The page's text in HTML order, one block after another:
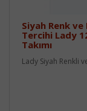
Siyah Renk ve
Tercihi Lady
Takımı
Lady Siyah Renkli